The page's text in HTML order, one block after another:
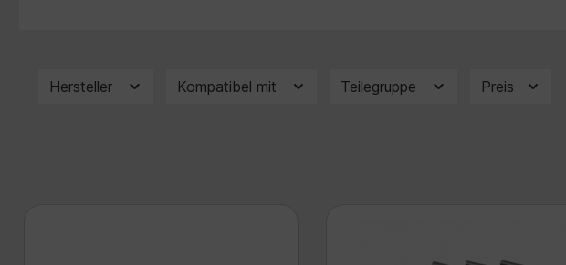
Hersteller Kompatibel mit Teilegruppe Preis